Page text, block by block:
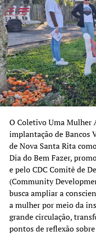
O Coletivo Uma Mulher
implantação de Bancos
de Nova Santa Rita
Dia do Bem Fazer,
e pelo CDC Comitê de
(Community
busca ampliar a
a mulher por meio da
grande circulação,
pontos de reflexão